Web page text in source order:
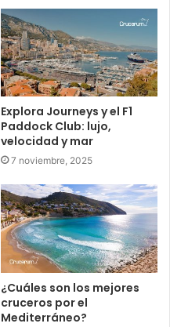
Explora Journeys y el F1
Paddock Club: lujo,
velocidad y mar
7 noviembre, 2025
¿Cuáles son los mejores
cruceros por el
Mediterráneo?